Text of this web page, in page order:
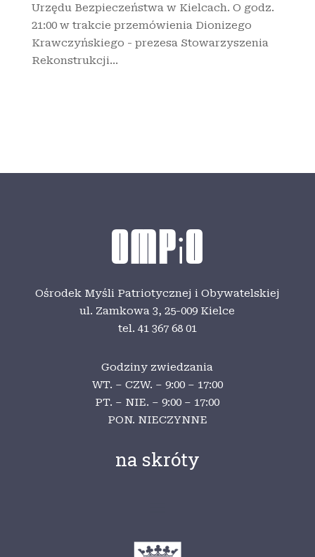
Urzędu Bezpieczeństwa w Kielcach. O godz.
21:00 w trakcie przemówienia Dionizego
Krawczyńskiego - prezesa Stowarzyszenia
Rekonstrukcji...
Ośrodek Myśli Patriotycznej i Obywatelskiej
ul. Zamkowa 3,25-009 Kielce
tel. 41 367 68 01
Godziny zwiedzania
WT. – CZW. – 9:00 – 17:00
PT. – NIE. – 9:00 – 17:00
PON. NIECZYNNE
na skróty